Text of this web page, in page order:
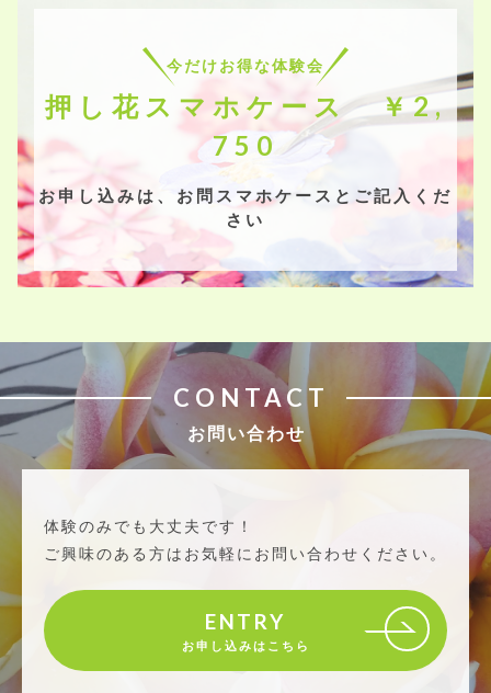
今だけお得な体験会
押し花スマホケース ￥2,
750
お申し込みは、お問スマホケースとご記入くだ
さい
CONTACT
お問い合わせ
体験のみでも大丈夫です！
ご興味のある方はお気軽にお問い合わせください。
ENTRY
お申し込みはこちら